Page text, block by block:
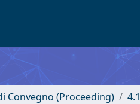
Convegno (Proceeding)